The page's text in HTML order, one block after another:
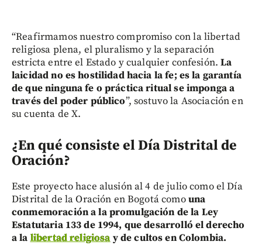
“Reafirmamos nuestro compromiso con la libertad
religiosa plena, el pluralismo y la separación
estricta entre el Estado y cualquier confesión.La
laicidad no es hostilidad hacia la fe; es la garantía
de que ninguna fe o práctica ritual se imponga a
través del poder público”, sostuvo la Asociación en
su cuenta de X.
¿En qué consiste el Día Distrital de
Oración?
Este proyecto hace alusión al 4 de julio como el Día
Distrital de la Oración en Bogotá comouna
conmemoración a la promulgación de la Ley
Estatutaria 133 de 1994, que desarrolló el derecho
a la libertad religiosa y de cultos en Colombia.